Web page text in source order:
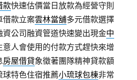
款快速估價當日放款為經營守則
借款立案雲林當舖多元借款選擇
資公司融資管道快速變出現金中
意人會使用的付款方式趕快來增
房屋借貸象徵著團隊精神貸款額
球特色住宿推薦小琉球包棟非常